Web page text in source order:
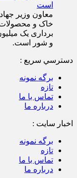
است
معاون وزیر
خاک و
برگه نمونه
تازه
تماس با ما
برگه نمونه
تازه
تماس با ما